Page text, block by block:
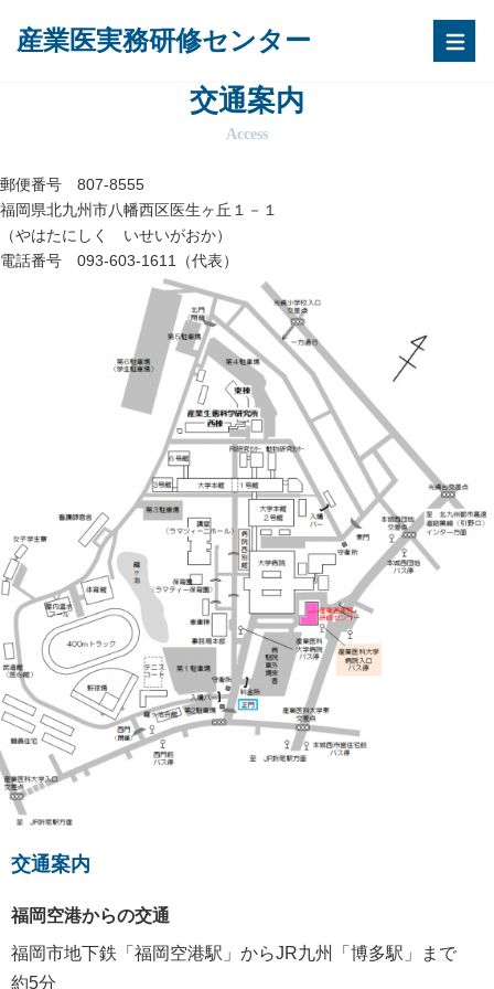
産業医実務研修センター
交通案内
Access
郵便番号 807-8555
福岡県北九州市八幡西区医生ヶ丘１－１
（やはたにしく いせいがおか）
電話番号 093-603-1611（代表）
交通案内
福岡空港からの交通
福岡市地下鉄「福岡空港駅」からJR九州「博多駅」まで
約5分